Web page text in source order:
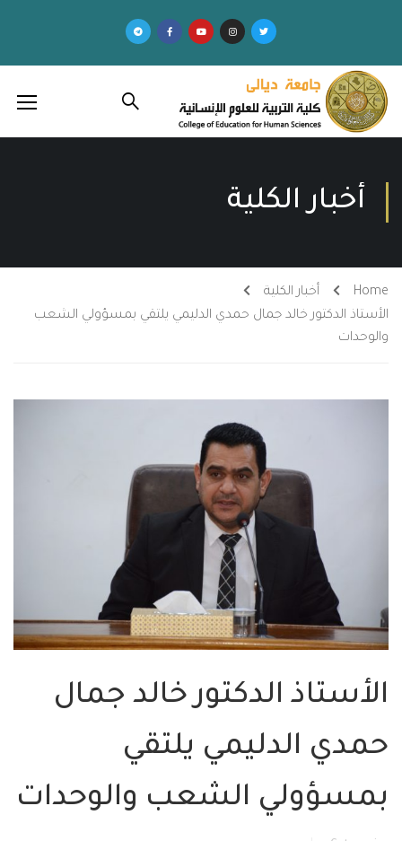
أخبار الكلية
Home
أخبار الكلية
الأستاذ الدكتور خالد جمال حمدي الدليمي يلتقي بمسؤولي الشعب
والوحدات
الأستاذ الدكتور خالد جمال
حمدي الدليمي يلتقي
بمسؤولي الشعب والوحدات